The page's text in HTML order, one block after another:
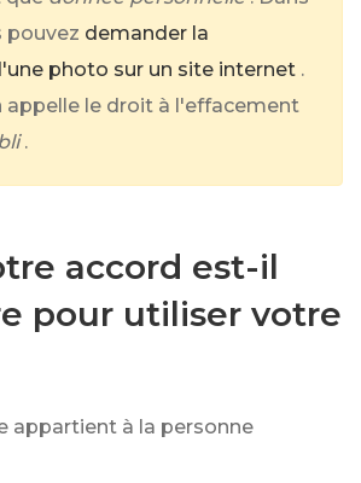
pouvez demander la
photo sur un site internet .
appelle le droit à l'effacement
.
accord est-il
pour utiliser votre
appartient à la personne